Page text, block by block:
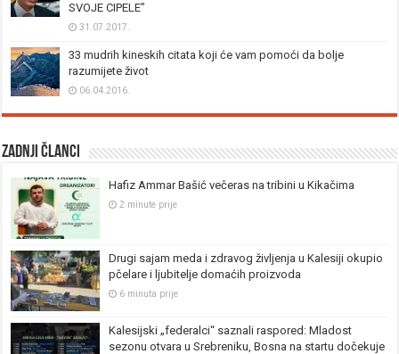
SVOJE CIPELE”
31.07.2017.
33 mudrih kineskih citata koji će vam pomoći da bolje
razumijete život
06.04.2016.
Zadnji članci
Hafiz Ammar Bašić večeras na tribini u Kikačima
2 minute prije
Drugi sajam meda i zdravog življenja u Kalesiji okupio
pčelare i ljubitelje domaćih proizvoda
6 minuta prije
Kalesijski „federalci“ saznali raspored: Mladost
sezonu otvara u Srebreniku, Bosna na startu dočekuje